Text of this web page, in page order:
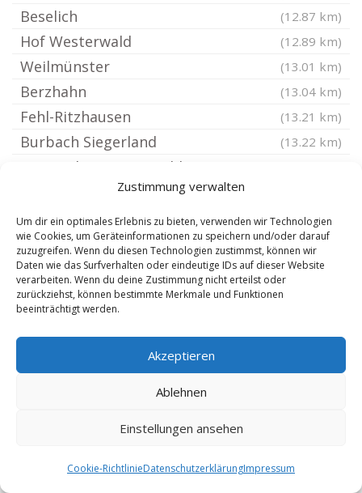
Zustimmung verwalten
Um dir ein optimales Erlebnis zu bieten, verwenden wir Technologien
wie Cookies, um Geräteinformationen zu speichern und/oder darauf
zuzugreifen. Wenn du diesen Technologien zustimmst, können wir
Daten wie das Surfverhalten oder eindeutige IDs auf dieser Website
verarbeiten. Wenn du deine Zustimmung nicht erteilst oder
zurückziehst, können bestimmte Merkmale und Funktionen
beeinträchtigt werden.
Akzeptieren
Ablehnen
Einstellungen ansehen
Cookie-RichtlinieDatenschutzerklärungImpressum
Beselich (12.87 km)
Hof Westerwald (12.89 km)
Weilmünster (13.01 km)
Berzhahn (13.04 km)
Fehl-Ritzhausen (13.21 km)
Burbach Siegerland (13.22 km)
Gemünden Westerwald
Eschenburg (13.48 km)
Emmerzhausen (13.57 km)
Elbtal Westerwald (13.62 km)
Höhn Westerwald (13.88 km)
Gießen Lützellinden
Siegerland
Stahlhofen am Wiesensee
Dornburg Westerwald
Nisterau (14.3 km)